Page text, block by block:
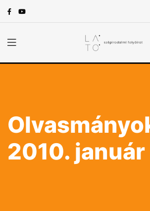
2010. január